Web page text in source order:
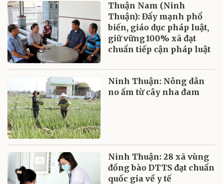
Thuận Nam (Ninh
Thuận): Đẩy mạnh phổ
biến, giáo dục pháp luật,
giữ vững 100% xã đạt
chuẩn tiếp cận pháp luật
Ninh Thuận: Nông dân
no ấm từ cây nha đam
Ninh Thuận: 28 xã vùng
đồng bào DTTS đạt chuẩn
quốc gia về y tế